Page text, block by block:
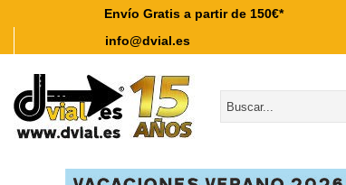
Envío Gratis a partir de 150€*
info@dvial.es